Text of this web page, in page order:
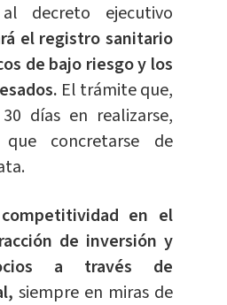
decreto ejecutivo
el registro sanitario
de bajo riesgo y los
El trámite que,
días en realizarse,
concretarse de
en el
de inversión y
a través de
siempre en miras de